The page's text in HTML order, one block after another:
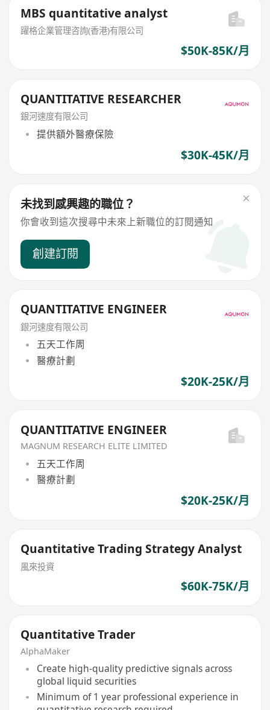
MBS quantitative analyst
躍格企業管理咨詢(香港)有限公司
$50K-85K/月
QUANTITATIVE RESEARCHER
銀河速度有限公司
提供額外醫療保險
$30K-45K/月
未找到感興趣的職位？
你會收到這次搜尋中未來上新職位的訂閱通知
創建訂閱
QUANTITATIVE ENGINEER
銀河速度有限公司
五天工作周
醫療計劃
$20K-25K/月
QUANTITATIVE ENGINEER
MAGNUM RESEARCH ELITE LIMITED
五天工作周
醫療計劃
$20K-25K/月
Quantitative Trading Strategy Analyst
風來投資
$60K-75K/月
Quantitative Trader
AlphaMaker
Create high-quality predictive signals across
global liquid securities
Minimum of 1 year professional experience in